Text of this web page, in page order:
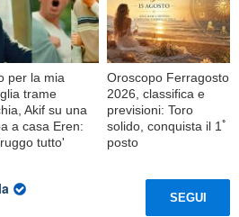
per la mia
trame
Akif su una
a casa Eren:
tutto'
Oroscopo Ferragosto
2026, classifica e
previsioni: Toro
solido, conquista il 1ﾟ
posto
SEGUI